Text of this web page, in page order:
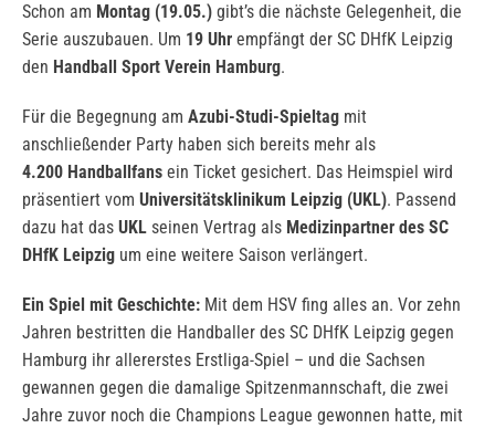
Schon am Montag (19.05.) gibt’s die nächste Gelegenheit, die
Serie auszubauen. Um 19 Uhr empfängt der SC DHfK Leipzig
den Handball Sport Verein Hamburg.
Für die Begegnung am Azubi-Studi-Spieltag mit
anschließender Party haben sich bereits mehr als
4.200 Handballfans ein Ticket gesichert. Das Heimspiel wird
präsentiert vom Universitätsklinikum Leipzig (UKL). Passend
dazu hat das UKL seinen Vertrag als Medizinpartner des SC
DHfK Leipzig um eine weitere Saison verlängert.
Ein Spiel mit Geschichte: Mit dem HSV fing alles an. Vor zehn
Jahren bestritten die Handballer des SC DHfK Leipzig gegen
Hamburg ihr allererstes Erstliga-Spiel – und die Sachsen
gewannen gegen die damalige Spitzenmannschaft, die zwei
Jahre zuvor noch die Champions League gewonnen hatte, mit